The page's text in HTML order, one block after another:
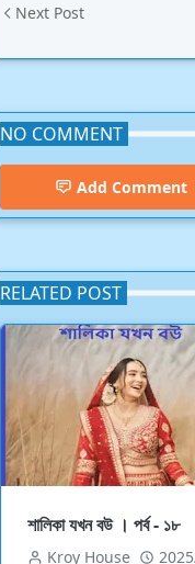
Next Post
NO COMMENT
Add Comment
RELATED POST
শালিকা যখন বউ । পর্ব - ১৮
Kroy House